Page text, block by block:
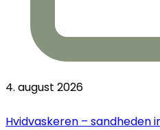
4. august 2026
Hvidvaskeren – sandheden